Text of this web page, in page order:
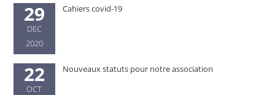
29
DEC
2020
Cahiers covid-19
22
OCT
Nouveaux statuts pour notre association